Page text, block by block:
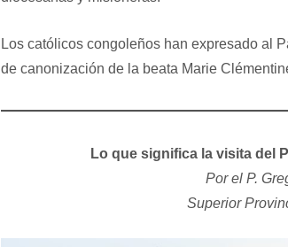
Los católicos congoleños han expresado al
de canonización de la beata Marie
Lo que significa la visita del
Por el P.
Superior